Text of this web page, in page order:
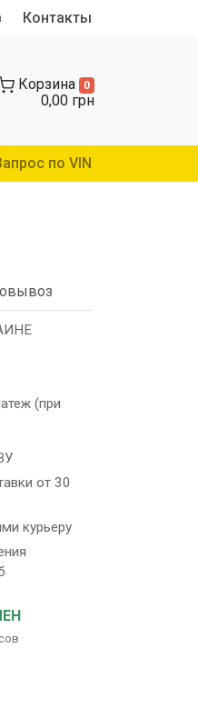
Контакты
Корзина 0
0,00 грн
по VIN
(при
от 30
курьеру